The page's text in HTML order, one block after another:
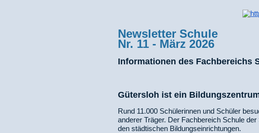
Newsletter Schule
Nr. 11 - März 2026
Informationen des Fachbereichs
Gütersloh ist ein
Rund 11.000 Schülerinnen und Schüler
anderer Träger. Der Fachbereich Schule
den städtischen Bildungseinrichtungen.